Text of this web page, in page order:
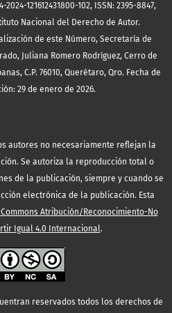
121612431800-102, ISSN: 2395-8847,
Nacional del Derecho de Autor.
de este Número, Secretaría de
Juliana Romero Rodríguez, Cerro de
C.P. 76010, Querétaro, Qro. Fecha de
29 de enero de 2026.
autores no necesariamente reflejan la
Se autoriza la reproducción total o
de la publicación, siempre y cuando se
electrónica de la publicación. Esta
Atribución/Reconocimiento-No
Igual 4.0 Internacional.
reservados todos los derechos de